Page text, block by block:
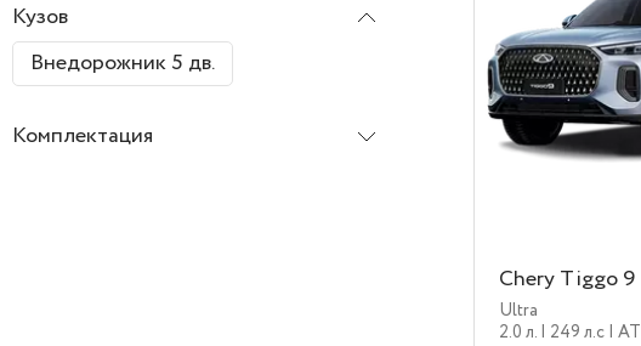
Кузов
Внедорожник 5 дв.
Комплектация
Chery Tiggo 9
Ultra
2.0 л. | 249 л.c | AT